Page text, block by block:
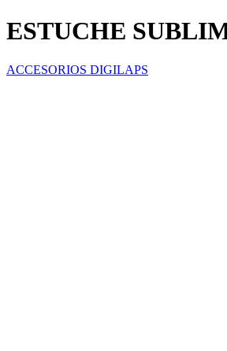
ESTUCHE
ACCESORIOS DIGILAPS